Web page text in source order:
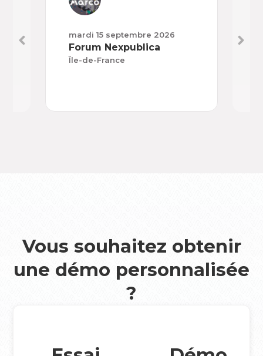
mardi 15 septembre 2026
Forum Nexpublica
Île-de-France
Vous souhaitez obtenir
une démo personnalisée
?